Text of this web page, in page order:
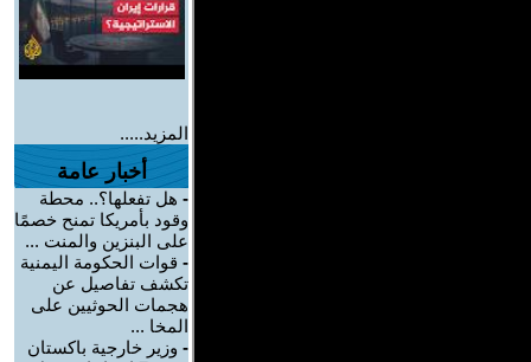
المزيد.....
أخبار عامة
- هل تفعلها؟.. محطة
وقود بأمريكا تمنح خصمًا
على البنزين والمنت ...
- قوات الحكومة اليمنية
تكشف تفاصيل عن
هجمات الحوثيين على
المخا ...
- وزير خارجية باكستان